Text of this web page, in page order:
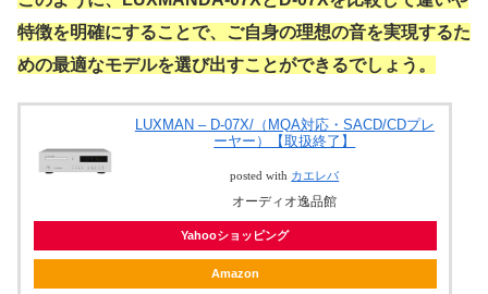
特徴を明確にすることで、ご自身の理想の音を実現するた
めの最適なモデルを選び出すことができるでしょう。
LUXMAN – D-07X/（MQA対応・SACD/CDプレ
ーヤー）【取扱終了】
posted with カエレバ
オーディオ逸品館
Yahooショッピング
Amazon